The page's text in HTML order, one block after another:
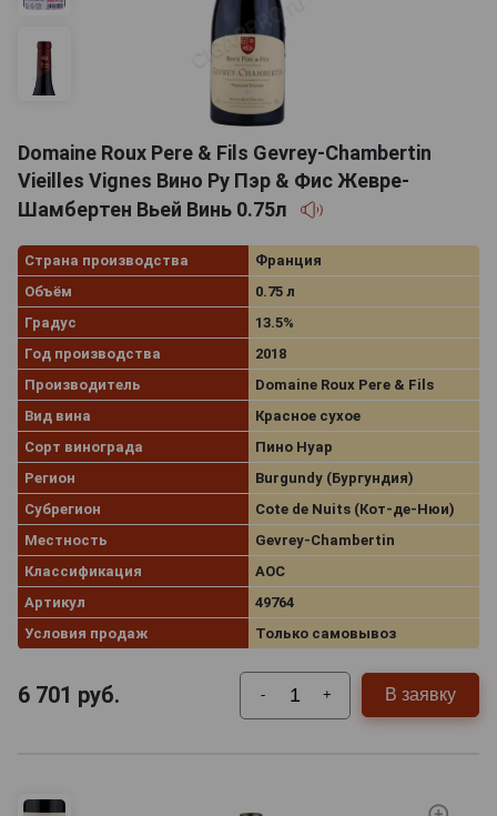
Domaine Roux Pere & Fils Gevrey-Chambertin
Vieilles Vignes Вино Ру Пэр & Фис Жевре-
Шамбертен Вьей Винь 0.75л
Страна производства
Франция
Объём
0.75 л
Градус
13.5%
Год производства
2018
Производитель
Domaine Roux Pere & Fils
Вид вина
Красное сухое
Сорт винограда
Пино Нуар
Регион
Burgundy (Бургундия)
Субрегион
Cote de Nuits (Кот-де-Нюи)
Местность
Gevrey-Chambertin
Классификация
AOC
Артикул
49764
Условия продаж
Только самовывоз
6 701 руб. - + В заявку